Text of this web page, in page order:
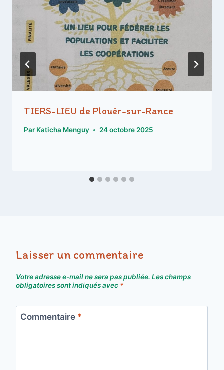
TIERS-LIEU de Plouër-sur-Rance
Par Katicha Menguy 24 octobre 2025
Laisser un commentaire
Votre adresse e-mail ne sera pas publiée. Les champs
obligatoires sont indiqués avec *
Commentaire *